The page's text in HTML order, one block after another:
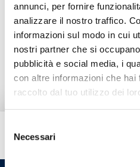
annunci, per fornire
analizzare il nostro traffico.
informazioni sul modo in cui
nostri partner che si
pubblicità e social media, i
con altre informazioni che hai
raccolto dal tuo utilizzo dei
delNecessari
Documentazione
Accessori